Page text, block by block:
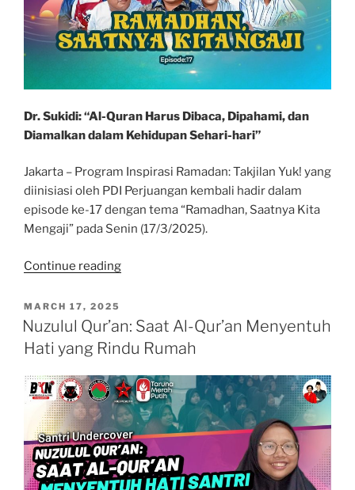
Dr. Sukidi: “Al-Quran Harus Dibaca, Dipahami, dan
Diamalkan dalam Kehidupan Sehari-hari”
Jakarta – Program Inspirasi Ramadan: Takjilan Yuk! yang
diinisiasi oleh PDI Perjuangan kembali hadir dalam
episode ke-17 dengan tema “Ramadhan, Saatnya Kita
Mengaji” pada Senin (17/3/2025).
Continue reading“Ramadan,
Ngaji”
POSTED
ON
MARCH 17, 2025
Nuzulul Qur’an: Saat Al-Qur’an Menyentuh
Hati yang Rindu Rumah